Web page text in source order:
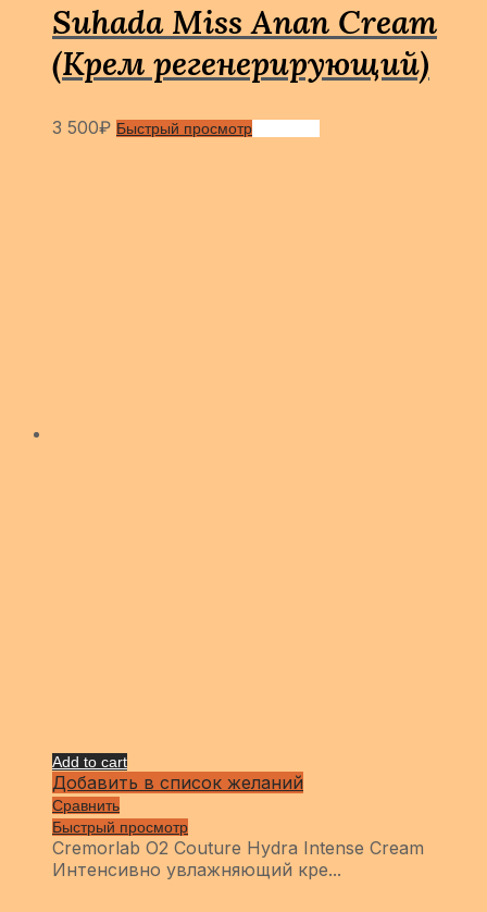
Suhada Miss Anan Cream
(Крем регенерирующий)
3 500₽ Быстрый просмотр
Add to cart
Добавить в список желаний
Сравнить
Быстрый просмотр
Cremorlab O2 Couture Hydra Intense Cream
Интенсивно увлажняющий кре...